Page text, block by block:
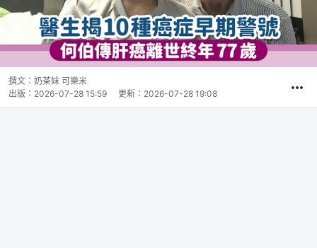
撰文： 奶茶妹 可樂米
出版： 2026-07-28 15:59 更新： 2026-07-28 19:08